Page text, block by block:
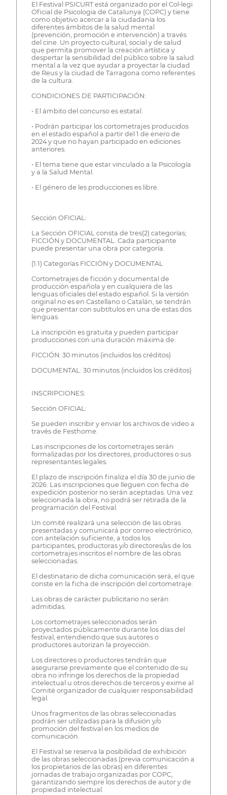
El Festival PSICURT está organizado por el Col•legi
Oficial de Psicologia de Catalunya (COPC) y tiene
como objetivo acercar a la ciudadanía los
diferentes ámbitos de la salud mental
(prevención, promoción e intervención) a través
del cine. Un proyecto cultural, social y de salud
que permita promover la creación artística y
despertar la sensibilidad del público sobre la salud
mental a la vez que ayudar a proyectar la ciudad
de Reus y la ciudad de Tarragona como referentes
de la cultura.
CONDICIONES DE PARTICIPACIÓN:
• El ámbito del concurso es estatal.
• Podrán participar los cortometrajes producidos
en el estado español a partir del 1 de enero de
2024 y que no hayan participado en ediciones
anteriores.
• El tema tiene que estar vinculado a la Psicología
y a la Salud Mental.
• El género de les producciones es libre.
Sección OFICIAL:
La Sección OFICIAL consta de tres(2) categorías;
FICCIÓN y DOCUMENTAL. Cada participante
puede presentar una obra por categoría.
(1.1) Categorías FICCIÓN y DOCUMENTAL
Cortometrajes de ficción y documental de
producción española y en cualquiera de las
lenguas oficiales del estado español. Si la versión
original no es en Castellano o Catalán, se tendrán
que presentar con subtítulos en una de estas dos
lenguas.
La inscripción es gratuita y pueden participar
producciones con una duración máxima de:
FICCIÓN: 30 minutos (incluidos los créditos)
DOCUMENTAL: 30 minutos (incluidos los créditos)
INSCRIPCIONES:
Sección OFICIAL:
Se pueden inscribir y enviar los archivos de video a
través de Festhome.
Las inscripciones de los cortometrajes serán
formalizadas por los directores, productores o sus
representantes legales.
El plazo de inscripción finaliza el día 30 de junio de
2026. Las inscripciones que lleguen con fecha de
expedición posterior no serán aceptadas. Una vez
seleccionada la obra, no podrá ser retirada de la
programación del Festival.
Un comité realizará una selección de las obras
presentadas y comunicará por correo electrónico,
con antelación suficiente, a todos los
participantes, productoras y/o directores/as de los
cortometrajes inscritos el nombre de las obras
seleccionadas.
El destinatario de dicha comunicación será, el que
conste en la ficha de inscripción del cortometraje.
Las obras de carácter publicitario no serán
admitidas.
Los cortometrajes seleccionados serán
proyectados públicamente durante los días del
festival, entendiendo que sus autores o
productores autorizan la proyección.
Los directores o productores tendrán que
asegurarse previamente que el contenido de su
obra no infringe los derechos de la propiedad
intelectual u otros derechos de terceros y exime al
Comité organizador de cualquier responsabilidad
legal.
Unos fragmentos de las obras seleccionadas
podrán ser utilizadas para la difusión y/o
promoción del festival en los medios de
comunicación.
El Festival se reserva la posibilidad de exhibición
de las obras seleccionadas (previa comunicación a
los propietarios de las obras) en diferentes
jornadas de trabajo organizadas por COPC,
garantizando siempre los derechos de autor y de
propiedad intelectual.